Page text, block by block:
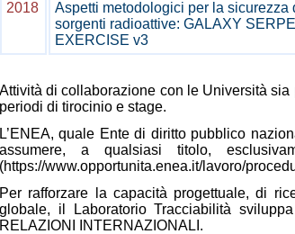
2018
Aspetti metodologici per la sicurezza
sorgenti radioattive: GALAXY
EXERCISE v3
Attività di collaborazione con le Università sia
periodi di tirocinio e stage.
L’ENEA, quale Ente di diritto pubblico
assumere, a qualsiasi titolo,
(https://www.opportunita.enea.it/lavoro/
Per rafforzare la capacità progettuale, di
globale, il Laboratorio Tracciabilità
RELAZIONI INTERNAZIONALI.